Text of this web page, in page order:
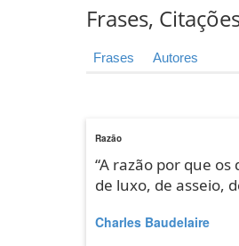
Frases,
Frases Autores
Razão
“A razão por que
de luxo, de asseio,
Charles Baudelaire